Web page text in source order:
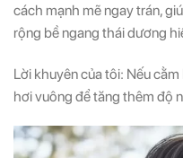
cách mạnh mẽ ngay trán,
rộng bề ngang thái dương
Lời khuyên của tôi: Nếu
hơi vuông để tăng thêm độ